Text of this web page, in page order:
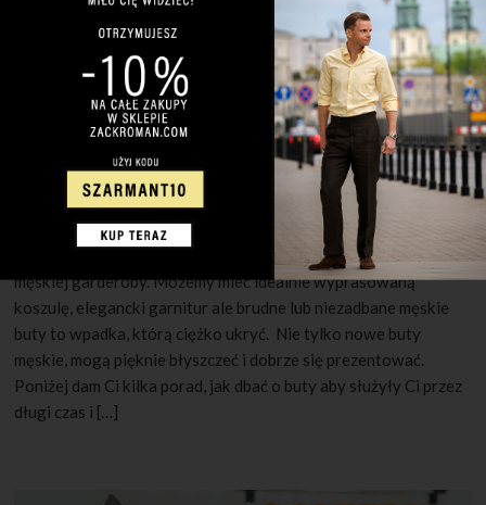
30 MAJA 2022 1 KOMENTARZ
Jak pielęgnować męskie buty?
Czyste i schludnie buty są niezwykle istotnym elementem
męskiej garderoby. Możemy mieć idealnie wyprasowaną
koszulę, elegancki garnitur ale brudne lub niezadbane męskie
buty to wpadka, którą ciężko ukryć. Nie tylko nowe buty
męskie, mogą pięknie błyszczeć i dobrze się prezentować.
Poniżej dam Ci kilka porad, jak dbać o buty aby służyły Ci przez
długi czas i […]